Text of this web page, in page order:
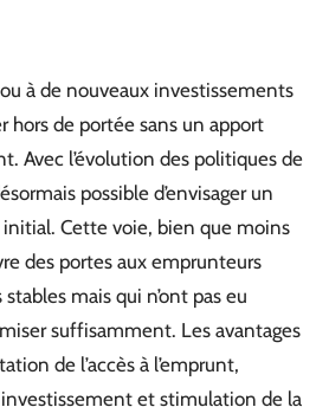
ou à de nouveaux investissements
hors de portée sans un apport
Avec l’évolution des politiques de
possible d’envisager un
Cette voie, bien que moins
des portes aux emprunteurs
mais qui n’ont pas eu
suffisamment. Les avantages
de l’accès à l’emprunt,
et stimulation de la